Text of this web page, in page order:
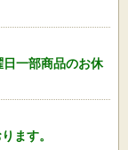
一部商品のお休
ます。